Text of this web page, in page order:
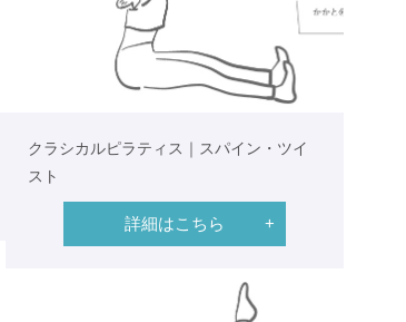
クラシカルピラティス｜スパイン・ツイ
スト
詳細はこちら